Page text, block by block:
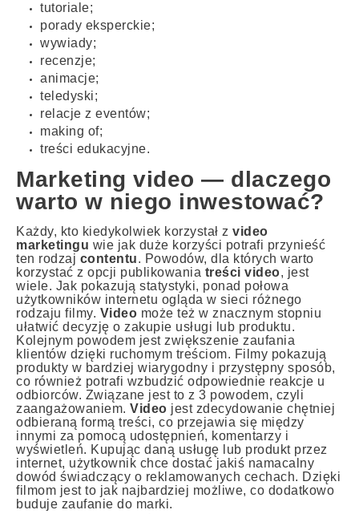
tutoriale;
porady eksperckie;
wywiady;
recenzje;
animacje;
teledyski;
relacje z eventów;
making of;
treści edukacyjne.
Marketing video — dlaczego
warto w niego inwestować?
Każdy, kto kiedykolwiek korzystał z video
marketingu wie jak duże korzyści potrafi przynieść
ten rodzaj contentu. Powodów, dla których warto
korzystać z opcji publikowania treści video, jest
wiele. Jak pokazują statystyki, ponad połowa
użytkowników internetu ogląda w sieci różnego
rodzaju filmy. Video może też w znacznym stopniu
ułatwić decyzję o zakupie usługi lub produktu.
Kolejnym powodem jest zwiększenie zaufania
klientów dzięki ruchomym treściom. Filmy pokazują
produkty w bardziej wiarygodny i przystępny sposób,
co również potrafi wzbudzić odpowiednie reakcje u
odbiorców. Związane jest to z 3 powodem, czyli
zaangażowaniem. Video jest zdecydowanie chętniej
odbieraną formą treści, co przejawia się między
innymi za pomocą udostępnień, komentarzy i
wyświetleń. Kupując daną usługę lub produkt przez
internet, użytkownik chce dostać jakiś namacalny
dowód świadczący o reklamowanych cechach. Dzięki
filmom jest to jak najbardziej możliwe, co dodatkowo
buduje zaufanie do marki.